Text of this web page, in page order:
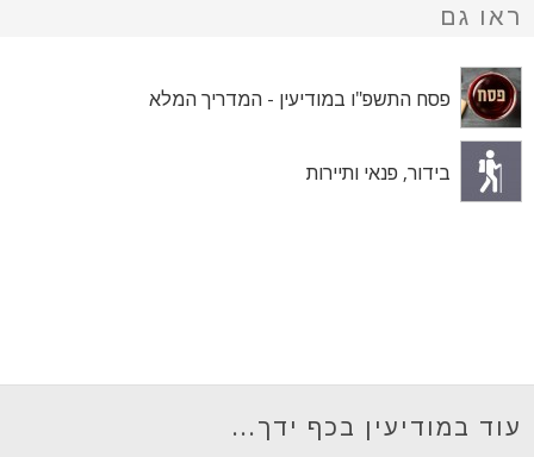
ראו גם
פסח התשפ"ו במודיעין - המדריך המלא
בידור, פנאי ותיירות
עוד במודיעין בכף ידך...